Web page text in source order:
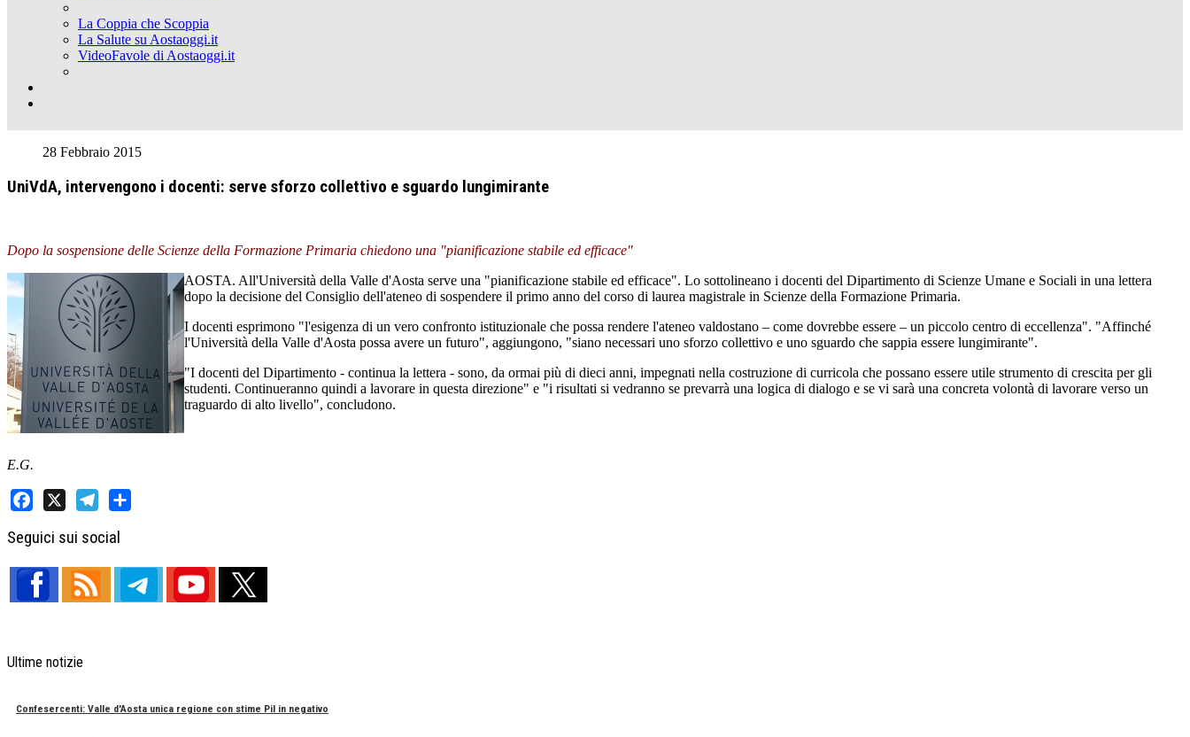
La Coppia che Scoppia
La Salute su Aostaoggi.it
VideoFavole di Aostaoggi.it
28 Febbraio 2015
UniVdA, intervengono i docenti: serve sforzo collettivo e sguardo lungimirante
Dopo la sospensione delle Scienze della Formazione Primaria chiedono una "pianificazione stabile ed efficace"
AOSTA. All'Università della Valle d'Aosta serve una "pianificazione stabile ed efficace". Lo sottolineano i docenti del Dipartimento di Scienze Umane e Sociali in una lettera
dopo la decisione del Consiglio dell'ateneo di sospendere il primo anno del corso di laurea magistrale in Scienze della Formazione Primaria.
I docenti esprimono "l'esigenza di un vero confronto istituzionale che possa rendere l'ateneo valdostano – come dovrebbe essere – un piccolo centro di eccellenza". "Affinché
l'Università della Valle d'Aosta possa avere un futuro", aggiungono, "siano necessari uno sforzo collettivo e uno sguardo che sappia essere lungimirante".
"I docenti del Dipartimento - continua la lettera - sono, da ormai più di dieci anni, impegnati nella costruzione di curricola che possano essere utile strumento di crescita per gli
studenti. Continueranno quindi a lavorare in questa direzione" e "i risultati si vedranno se prevarrà una logica di dialogo e se vi sarà una concreta volontà di lavorare verso un
traguardo di alto livello", concludono.
E.G.
Seguici sui social
Ultime notizie
Confesercenti: Valle d'Aosta unica regione con stime Pil in negativo